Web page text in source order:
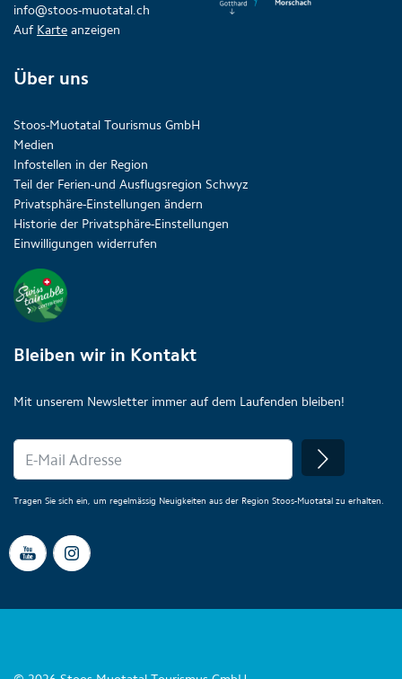
info@stoos-muotatal.ch
Auf Karte anzeigen
Über uns
Stoos-Muotatal Tourismus GmbH
Medien
Infostellen in der Region
Teil der Ferien-und Ausflugsregion Schwyz
Privatsphäre-Einstellungen ändern
Historie der Privatsphäre-Einstellungen
Einwilligungen widerrufen
Bleiben wir in Kontakt
Mit unserem Newsletter immer auf dem Laufenden bleiben!
Tragen Sie sich ein, um regelmässig Neuigkeiten aus der Region Stoos-Muotatal zu erhalten.